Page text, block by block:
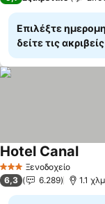
Επιλέξτε
δείτε τις
3 ΑστέριαΞενοδοχείο
Hotel Canal
6,3 6.289 1.1